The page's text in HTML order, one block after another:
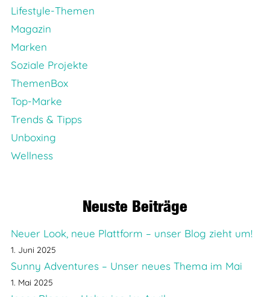
Lifestyle-Themen
Magazin
Marken
Soziale Projekte
ThemenBox
Top-Marke
Trends & Tipps
Unboxing
Wellness
Neuste Beiträge
Neuer Look, neue Plattform – unser Blog zieht um!
1. Juni 2025
Sunny Adventures – Unser neues Thema im Mai
1. Mai 2025